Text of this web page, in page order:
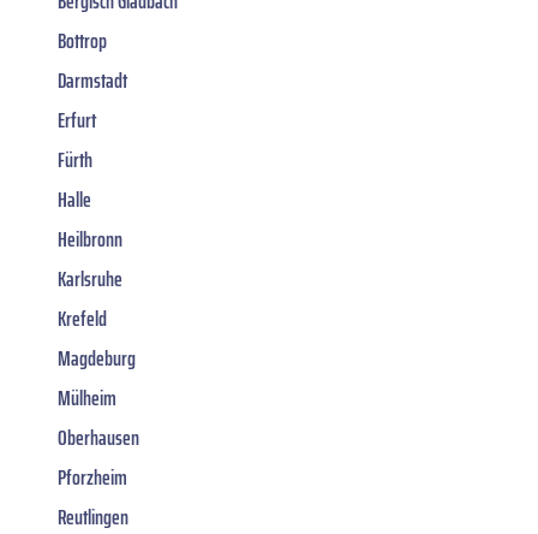
Bottrop
Darmstadt
Erfurt
Fürth
Halle
Heilbronn
Karlsruhe
Krefeld
Magdeburg
Mülheim
Oberhausen
Pforzheim
Reutlingen